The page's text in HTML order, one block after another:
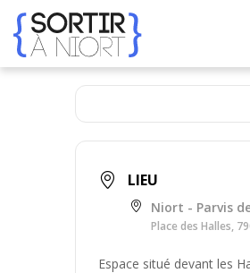
contenu
BONS PLANS
LIEU
Niort - Parvis
Place des Halles,
Espace situé devant les